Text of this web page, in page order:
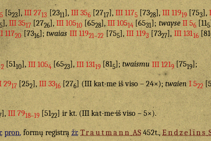
5[523],III 2713[2311],III 356[2717],III 1175 [7328],III 11919[753],
],III 3517[2726],III 10510[6528],III 10514[6531];twayse II 56[115
11720[7316];twaias III 11921–22[755],III 1193[7327],III 13116[81
[5110],III 1054[6523],III 13119[815];twaismu III 1219 [7519];
2917[252],III 3316 [276] (III kat-me iš viso – 24×); twaien I 522
],III 7918–19 [5122] ir kt. (III kat-me iš viso – 5×).
pron. formų registrąžr. TrautmannAS 452t.,Endzelīns